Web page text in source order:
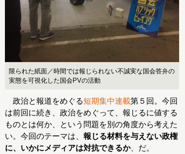
限られた紙面／時間では報じられない不誠実な国会答弁の
実態を可視化した国会PVの活動
政治と報道をめぐる短期集中連載第５回。今回
は前回に続き、政治をめぐって、報じるに値する
ものとは何か、という問題を別の角度から考えた
い。今回のテーマは、 報じる材料を与えない政権
に、いかにメディアは対抗できるか、だ。